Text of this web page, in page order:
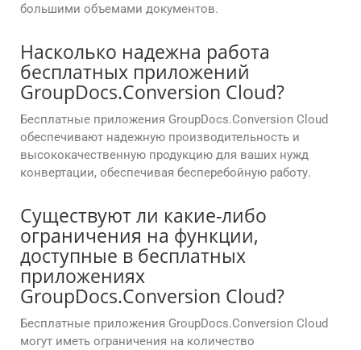
большими объемами документов.
Насколько надежна работа
бесплатных приложений
GroupDocs.Conversion Cloud?
Бесплатные приложения GroupDocs.Conversion Cloud
обеспечивают надежную производительность и
высококачественную продукцию для ваших нужд
конвертации, обеспечивая бесперебойную работу.
Существуют ли какие-либо
ограничения на функции,
доступные в бесплатных
приложениях
GroupDocs.Conversion Cloud?
Бесплатные приложения GroupDocs.Conversion Cloud
могут иметь ограничения на количество